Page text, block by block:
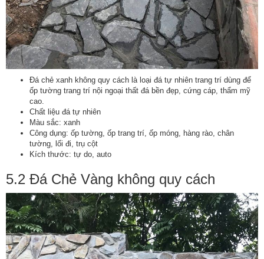
Đá chẻ xanh không quy cách là loại đá tự nhiên trang trí dùng để
ốp tường trang trí nội ngoại thất đá bền đẹp, cứng cáp, thẩm mỹ
cao.
Chất liệu đá tự nhiên
Màu sắc: xanh
Công dụng: ốp tường, ốp trang trí, ốp móng, hàng rào, chân
tường, lối đi, trụ cột
Kích thước: tự do, auto
5.2 Đá Chẻ Vàng không quy cách